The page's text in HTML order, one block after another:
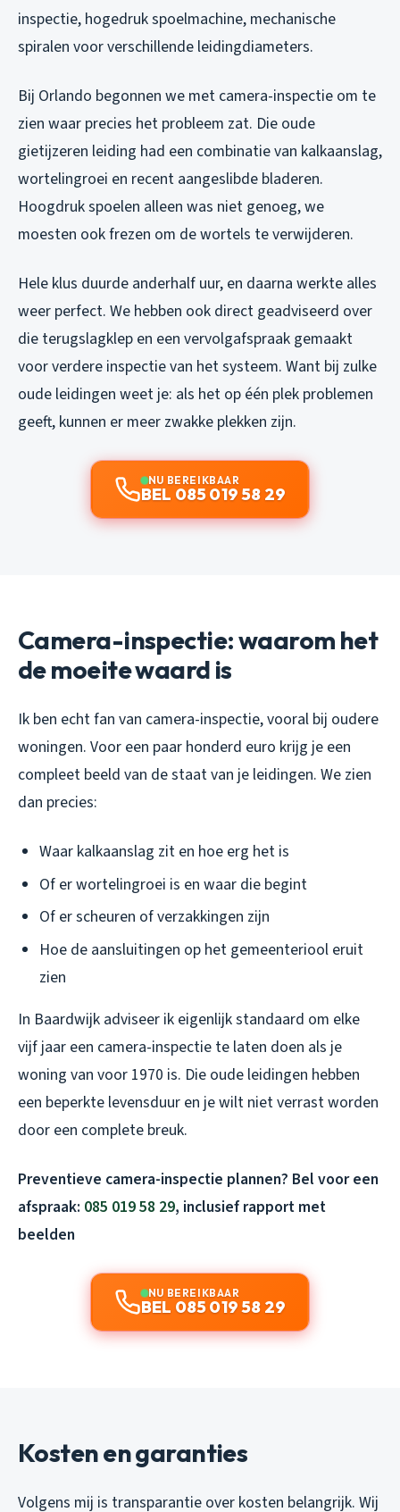
inspectie, hogedruk spoelmachine, mechanische
spiralen voor verschillende leidingdiameters.
Bij Orlando begonnen we met camera-inspectie om te
zien waar precies het probleem zat. Die oude
gietijzeren leiding had een combinatie van kalkaanslag,
wortelingroei en recent aangeslibde bladeren.
Hoogdruk spoelen alleen was niet genoeg, we
moesten ook frezen om de wortels te verwijderen.
Hele klus duurde anderhalf uur, en daarna werkte alles
weer perfect. We hebben ook direct geadviseerd over
die terugslagklep en een vervolgafspraak gemaakt
voor verdere inspectie van het systeem. Want bij zulke
oude leidingen weet je: als het op één plek problemen
geeft, kunnen er meer zwakke plekken zijn.
NU BEREIKBAAR
BEL 085 019 58 29
Camera-inspectie: waarom het
de moeite waard is
Ik ben echt fan van camera-inspectie, vooral bij oudere
woningen. Voor een paar honderd euro krijg je een
compleet beeld van de staat van je leidingen. We zien
dan precies:
Waar kalkaanslag zit en hoe erg het is
Of er wortelingroei is en waar die begint
Of er scheuren of verzakkingen zijn
Hoe de aansluitingen op het gemeenteriool eruit
zien
In Baardwijk adviseer ik eigenlijk standaard om elke
vijf jaar een camera-inspectie te laten doen als je
woning van voor 1970 is. Die oude leidingen hebben
een beperkte levensduur en je wilt niet verrast worden
door een complete breuk.
Preventieve camera-inspectie plannen? Bel voor een
afspraak: 085 019 58 29, inclusief rapport met
beelden
NU BEREIKBAAR
BEL 085 019 58 29
Kosten en garanties
Volgens mij is transparantie over kosten belangrijk. Wij